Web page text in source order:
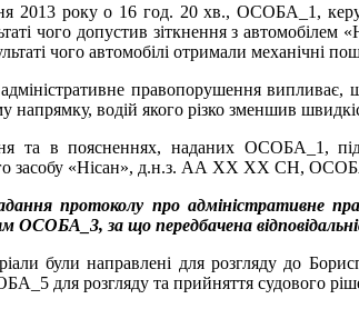
2013 року о 16 год. 20 хв., ОСОБА_1,
чого допустив зіткнення з
чого автомобілі отримали механічні
правопорушення випливає,
водій якого різко зменшив
та в поясненнях, наданих ОСОБА_1,
засобу «Нісан», д.н.з. АА XX XX СН,
протоколу про адміністративне
ОСОБА_3, за що передбачена
були направлені для розгляду до
для розгляду та прийняття судового